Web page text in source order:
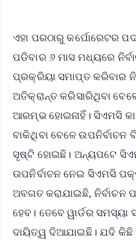
ଏହା ପରଠାରୁ କର୍ପୋରେଟର
ପଡିବାର ୬ ମାସ ମଧ୍ୟରେ
ପ୍ରକ୍ରିୟା ସମାପ୍ତ କରିବାର
ଅତିକ୍ରାନ୍ତ କରିସାରିଥିବା
ଆରମ୍ଭ ହୋଇନାହିଁ। ସିଏମସି
ବାକିଥିବା ବେଳେ
ସୃଷ୍ଟି ହୋଇଛି। ଅନ୍ୟପଟେ
ଉପନିର୍ବାଚନ ନେଇ ସିଏମସି
ଅବଗତ କରାଯାଇଛି,
ହେବ। ତେବେ ୱାର୍ଡର ସମସ୍ୟା
ଦାୟିତ୍ୱ ଦିଆଯାଇଛି। ଯଦି କିଛି